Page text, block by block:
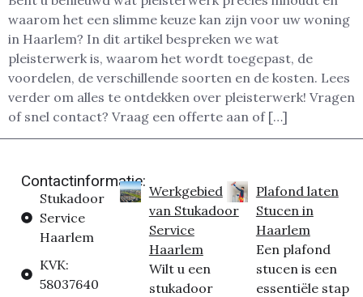
waarom het een slimme keuze kan zijn voor uw woning
in Haarlem? In dit artikel bespreken we wat
pleisterwerk is, waarom het wordt toegepast, de
voordelen, de verschillende soorten en de kosten. Lees
verder om alles te ontdekken over pleisterwerk! Vragen
of snel contact? Vraag een offerte aan of […]
Contactinformatie:
Stukadoor
Service
Haarlem
KVK:
58037640
Werkgebied
van Stukadoor
Service
Haarlem
Wilt u een
stukadoor
Plafond laten
Stucen in
Haarlem
Een plafond
stucen is een
essentiële stap